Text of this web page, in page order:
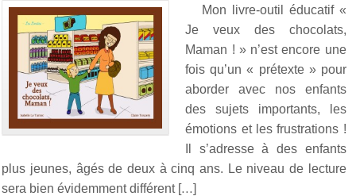
Mon livre-outil éducatif «
Je veux des chocolats,
Maman ! » n’est encore une
fois qu’un « prétexte » pour
aborder avec nos enfants
des sujets importants, les
émotions et les frustrations !
Il s’adresse à des enfants
plus jeunes, âgés de deux à cinq ans. Le niveau de lecture
sera bien évidemment différent […]